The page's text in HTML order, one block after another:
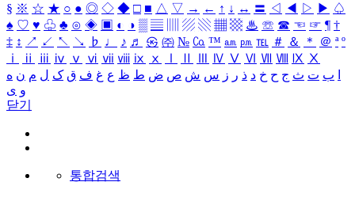
§ ※ ☆ ★ ○ ● ◎ ◇ ◆ □ ■ △ ▽ → ← ↑ ↓ ↔ 〓 ◁ ◀ ▷ ▶ ♤
♠ ♡ ♥ ♧ ♣ ⊙ ◈ ▣ ◐ ◑ ▒ ▤ ▨ ▧ ▦ ▩ ♨ ☏ ☎ ☜ ☞ ¶ †
‡ ↕ ↗ ↙ ↖ ↘ ♭ ♩ ♪ ♬ ㉿ ㈜ № ㏇ ™ ㏂ ㏘ ℡ ＃ ＆ ＊ ＠ ª º
ⅰ
ⅱ ⅲ ⅳ ⅴ ⅵ ⅶ ⅷ ⅸ ⅹ Ⅳ Ⅴ Ⅵ Ⅶ Ⅷ Ⅸ Ⅹ
ب ت ث ج ح خ د ذ ر ز س ش ص ض ط ظ ع غ ف ق ک ل م ن ه
و ی
닫기
통합검색